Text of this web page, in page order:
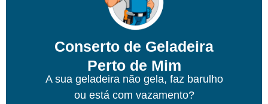
Conserto de Geladeira
Perto de Mim
A sua geladeira não gela, faz barulho
ou está com vazamento?